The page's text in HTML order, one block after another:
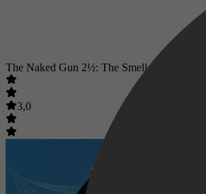
The Naked Gun 2½: The Smell of Fear
3,0